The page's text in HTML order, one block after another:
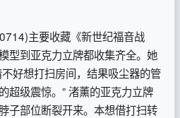
主要收藏《新世纪福音战
型到亚克力立牌都收集齐全。她
好想打扫房间，结果吸尘器的管
级震惊。” 渚薰的亚克力立牌
子部位断裂开来。本想借打扫转